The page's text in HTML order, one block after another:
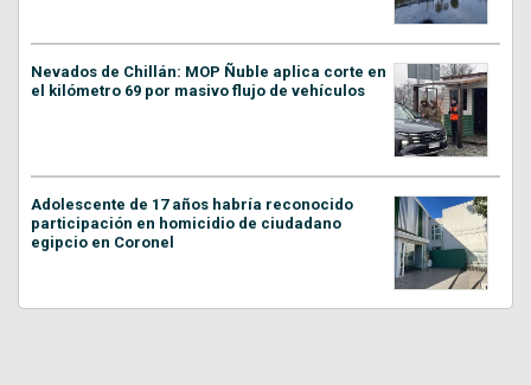
Nevados de Chillán: MOP Ñuble aplica corte en
el kilómetro 69 por masivo flujo de vehículos
Adolescente de 17 años habría reconocido
participación en homicidio de ciudadano
egipcio en Coronel